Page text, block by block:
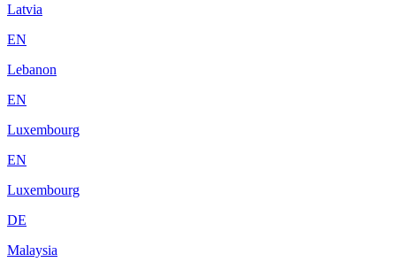
Latvia
EN
Lebanon
EN
Luxembourg
EN
Luxembourg
DE
Malaysia